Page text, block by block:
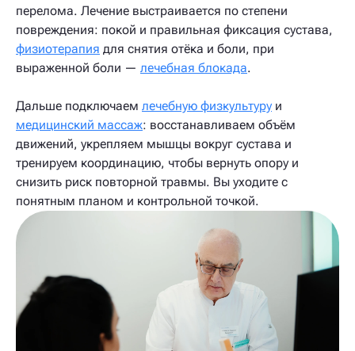
перелома. Лечение выстраивается по степени
повреждения: покой и правильная фиксация сустава,
физиотерапия для снятия отёка и боли, при
выраженной боли — лечебная блокада.
Дальше подключаем лечебную физкультуру и
медицинский массаж: восстанавливаем объём
движений, укрепляем мышцы вокруг сустава и
тренируем координацию, чтобы вернуть опору и
снизить риск повторной травмы. Вы уходите с
понятным планом и контрольной точкой.